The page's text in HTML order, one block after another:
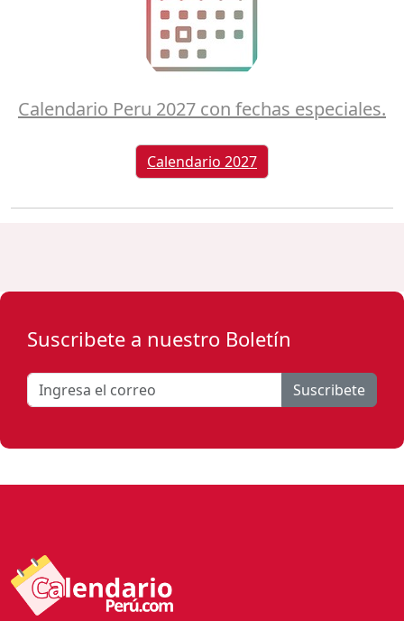
Calendario Peru 2027 con fechas especiales.
Calendario 2027
Suscribete a nuestro Boletín
Suscribete